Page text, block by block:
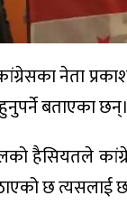
नेता
बताएका छन्।
हैसियतले
छ त्यसलाई